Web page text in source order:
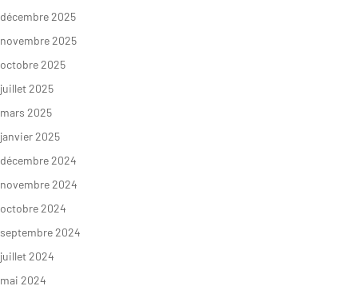
décembre 2025
novembre 2025
octobre 2025
juillet 2025
mars 2025
janvier 2025
décembre 2024
novembre 2024
octobre 2024
septembre 2024
juillet 2024
mai 2024